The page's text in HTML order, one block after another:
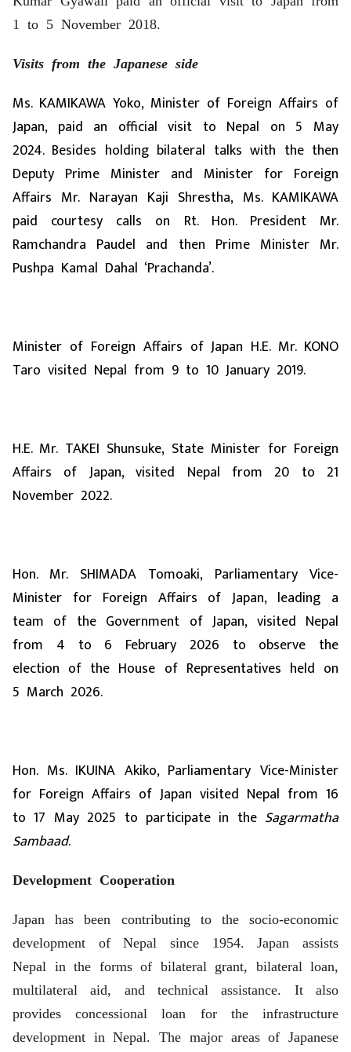
1 to 5 November 2018.
Visits from the Japanese side
Ms. KAMIKAWA Yoko, Minister of Foreign Affairs of
Japan, paid an official visit to Nepal on 5 May
2024. Besides holding bilateral talks with the then
Deputy Prime Minister and Minister for Foreign
Affairs Mr. Narayan Kaji Shrestha, Ms. KAMIKAWA
paid courtesy calls on Rt. Hon. President Mr.
Ramchandra Paudel and then Prime Minister Mr.
Pushpa Kamal Dahal ‘Prachanda’.
Minister of Foreign Affairs of Japan H.E. Mr. KONO
Taro visited Nepal from 9 to 10 January 2019.
H.E. Mr. TAKEI Shunsuke, State Minister for Foreign
Affairs of Japan, visited Nepal from 20 to 21
November 2022.
Hon. Mr. SHIMADA Tomoaki, Parliamentary Vice-
Minister for Foreign Affairs of Japan, leading a
team of the Government of Japan, visited Nepal
from 4 to 6 February 2026 to observe the
election of the House of Representatives held on
5 March 2026.
Hon. Ms. IKUINA Akiko, Parliamentary Vice-Minister
for Foreign Affairs of Japan visited Nepal from 16
to 17 May 2025 to participate in the Sagarmatha
Sambaad.
Development Cooperation
Japan has been contributing to the socio-economic
development of Nepal since 1954. Japan assists
Nepal in the forms of bilateral grant, bilateral loan,
multilateral aid, and technical assistance. It also
provides concessional loan for the infrastructure
development in Nepal. The major areas of Japanese